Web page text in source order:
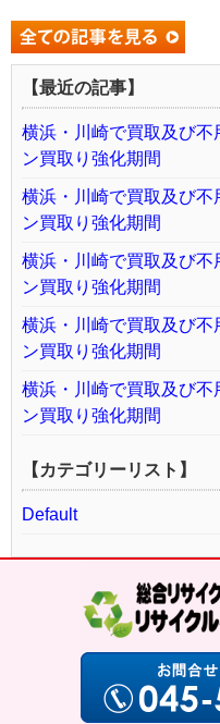
【最近の記事】
横浜・川崎で買取及び不
ン買取り強化期間
横浜・川崎で買取及び不
ン買取り強化期間
横浜・川崎で買取及び不
ン買取り強化期間
横浜・川崎で買取及び不
ン買取り強化期間
横浜・川崎で買取及び不
ン買取り強化期間
【カテゴリーリスト】
Default